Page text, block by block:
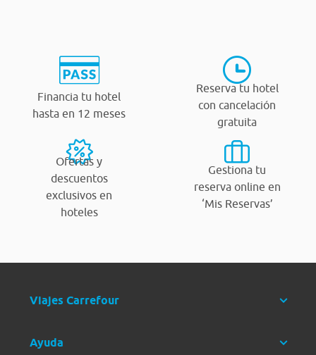
Financia tu hotel
hasta en 12 meses
Reserva tu hotel
con cancelación
gratuita
Ofertas y
descuentos
exclusivos en
hoteles
Gestiona tu
reserva online en
‘Mis Reservas’
Viajes Carrefour
Ayuda